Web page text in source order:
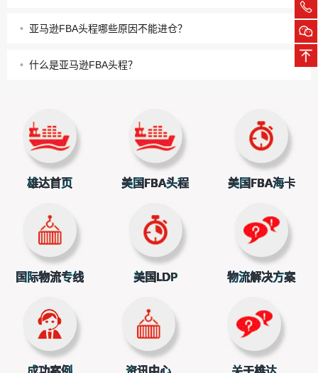
• 亚马逊FBA头程哪些原因不能进仓？
• 什么是亚马逊FBA头程？
雄达首页 美国FBA头程 美国FBA海卡
国际物流专线 美国LDP 物流解决方案